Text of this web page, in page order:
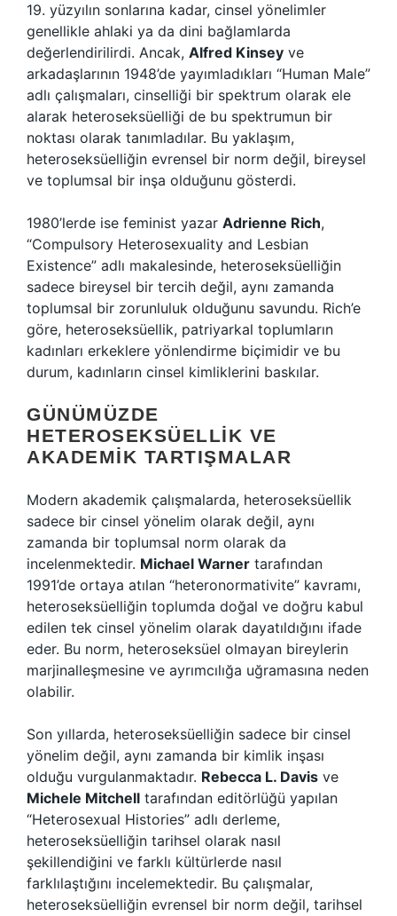
19. yüzyılın sonlarına kadar, cinsel yönelimler
genellikle ahlaki ya da dini bağlamlarda
değerlendirilirdi. Ancak, Alfred Kinsey ve
arkadaşlarının 1948’de yayımladıkları “Human Male”
adlı çalışmaları, cinselliği bir spektrum olarak ele
alarak heteroseksüelliği de bu spektrumun bir
noktası olarak tanımladılar. Bu yaklaşım,
heteroseksüelliğin evrensel bir norm değil, bireysel
ve toplumsal bir inşa olduğunu gösterdi.
1980’lerde ise feminist yazar Adrienne Rich,
“Compulsory Heterosexuality and Lesbian
Existence” adlı makalesinde, heteroseksüelliğin
sadece bireysel bir tercih değil, aynı zamanda
toplumsal bir zorunluluk olduğunu savundu. Rich’e
göre, heteroseksüellik, patriyarkal toplumların
kadınları erkeklere yönlendirme biçimidir ve bu
durum, kadınların cinsel kimliklerini baskılar.
GÜNÜMÜZDE
HETEROSEKSÜELLIK VE
AKADEMIK TARTIŞMALAR
Modern akademik çalışmalarda, heteroseksüellik
sadece bir cinsel yönelim olarak değil, aynı
zamanda bir toplumsal norm olarak da
incelenmektedir. Michael Warner tarafından
1991’de ortaya atılan “heteronormativite” kavramı,
heteroseksüelliğin toplumda doğal ve doğru kabul
edilen tek cinsel yönelim olarak dayatıldığını ifade
eder. Bu norm, heteroseksüel olmayan bireylerin
marjinalleşmesine ve ayrımcılığa uğramasına neden
olabilir.
Son yıllarda, heteroseksüelliğin sadece bir cinsel
yönelim değil, aynı zamanda bir kimlik inşası
olduğu vurgulanmaktadır. Rebecca L. Davis ve
Michele Mitchell tarafından editörlüğü yapılan
“Heterosexual Histories” adlı derleme,
heteroseksüelliğin tarihsel olarak nasıl
şekillendiğini ve farklı kültürlerde nasıl
farklılaştığını incelemektedir. Bu çalışmalar,
heteroseksüelliğin evrensel bir norm değil, tarihsel